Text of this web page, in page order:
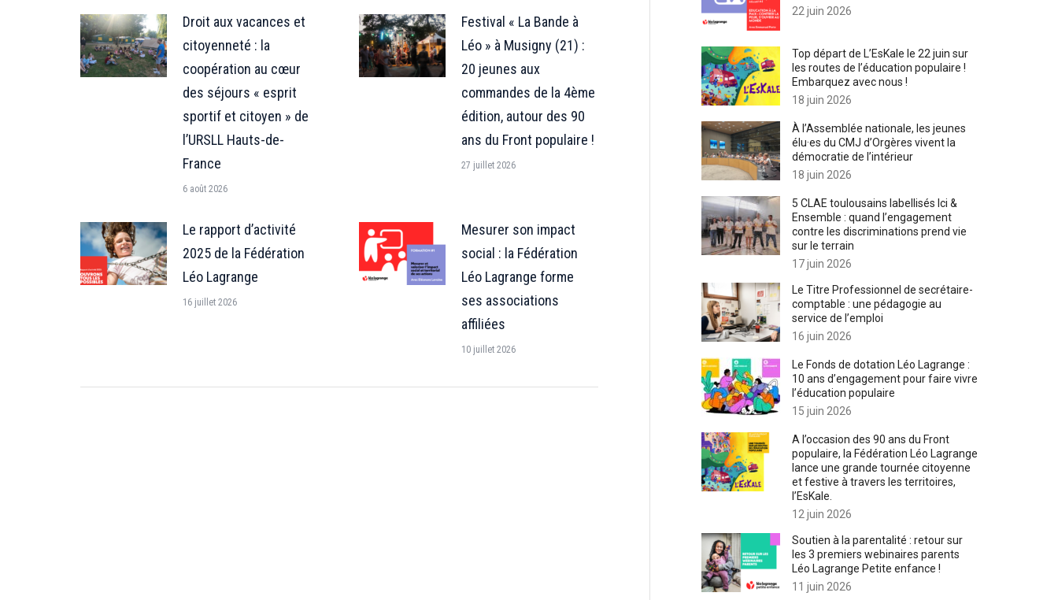
Droit aux vacances et
citoyenneté : la
coopération au cœur
des séjours « esprit
sportif et citoyen » de
l’URSLL Hauts-de-
France
6 août 2026
Festival « La Bande à
Léo » à Musigny (21) :
20 jeunes aux
commandes de la 4ème
édition, autour des 90
ans du Front populaire !
27 juillet 2026
Le rapport d’activité
2025 de la Fédération
Léo Lagrange
16 juillet 2026
Mesurer son impact
social : la Fédération
Léo Lagrange forme
ses associations
affiliées
10 juillet 2026
22 juin 2026
Top départ de L’EsKale le 22 juin sur
les routes de l’éducation populaire !
Embarquez avec nous !
18 juin 2026
À l’Assemblée nationale, les jeunes
élu·es du CMJ d’Orgères vivent la
démocratie de l’intérieur
18 juin 2026
5 CLAE toulousains labellisés Ici &
Ensemble : quand l’engagement
contre les discriminations prend vie
sur le terrain
17 juin 2026
Le Titre Professionnel de secrétaire-
comptable : une pédagogie au
service de l’emploi
16 juin 2026
Le Fonds de dotation Léo Lagrange :
10 ans d’engagement pour faire vivre
l’éducation populaire
15 juin 2026
A l’occasion des 90 ans du Front
populaire, la Fédération Léo Lagrange
lance une grande tournée citoyenne
et festive à travers les territoires,
l’EsKale.
12 juin 2026
Soutien à la parentalité : retour sur
les 3 premiers webinaires parents
Léo Lagrange Petite enfance !
11 juin 2026